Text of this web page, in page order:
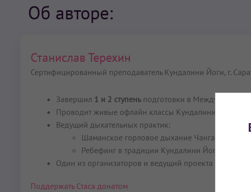
Об авторе:
Станислав Терехин
Сертифицированный преподаватель Кундалини Йоги, г.
Завершил 1 и 2 ступеньподготовки в
Проводит живые офлайн классы Кундалини йоги в г.
Ведущий дыхательных практик:
Шаманское горловое дыхание Чангаа,
Ребефинг в традиции Кундалини Йоги.
Один из организаторов и ведущий проекта
Поддержать Стаса донатом